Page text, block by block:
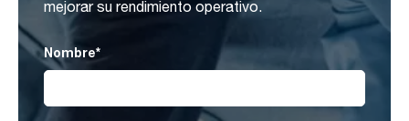
mejorar su rendimiento operativo.
Nombre*